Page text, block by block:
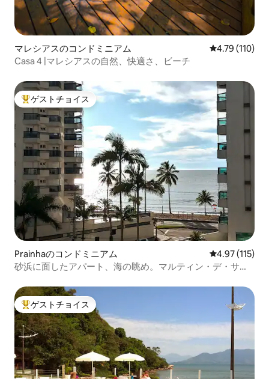
マレシアスのコンドミニアム レビュー110
4.79 (110)
Casa 4 |マレシアスの自然、快適さ、ビーチ
大好評のゲストチョイスです。
ゲストチョイス
Prainhaのコンドミニアム レビュー115
4.97 (115)
砂浜に面したアパート、海の眺め。マルティン・デ・サー
大好評のゲストチョイスです。
ゲストチョイス